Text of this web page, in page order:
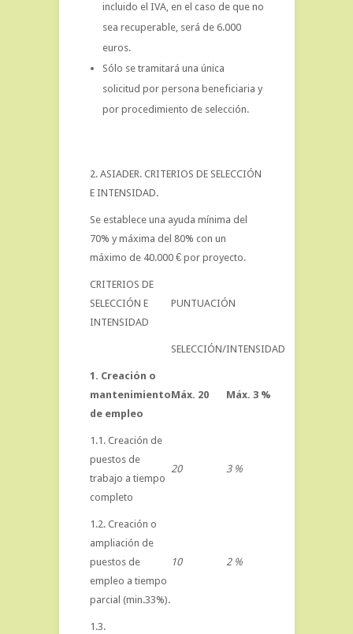
incluido el IVA, en el caso de que no
sea recuperable, será de 6.000
euros.
Sólo se tramitará una única
solicitud por persona beneficiaria y
por procedimiento de selección.
2. ASIADER. CRITERIOS DE SELECCIÓN
E INTENSIDAD.
Se establece una ayuda mínima del
70% y máxima del 80% con un
máximo de 40.000 € por proyecto.
CRITERIOS DE
SELECCIÓN E
INTENSIDAD
PUNTUACIÓN
SELECCIÓN/INTENSIDAD
1. Creación o
mantenimiento
de empleo
Máx. 20 Máx. 3 %
1.1. Creación de
puestos de
trabajo a tiempo
completo
20 3 %
1.2. Creación o
ampliación de
puestos de
empleo a tiempo
parcial (min.33%).
10 2 %
1.3.